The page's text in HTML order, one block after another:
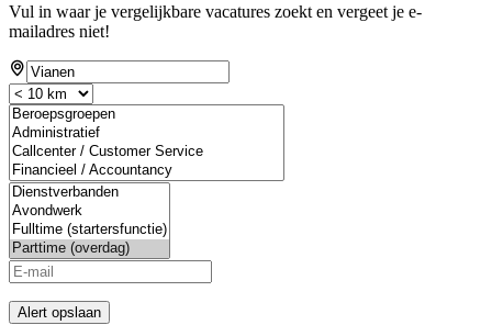
Vul in waar je vergelijkbare vacatures zoekt en vergeet je e-
mailadres niet!
Alert opslaan